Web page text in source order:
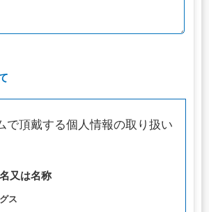
で頂戴する個人情報の取り扱い
又は名称
ス